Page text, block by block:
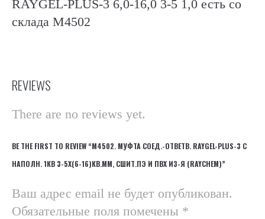
RAYGEL-PLUS-3 6,0-16,0 3-5 1,0 есть со
склада М4502
REVIEWS
There are no reviews yet.
BE THE FIRST TO REVIEW “М4502. МУФТА СОЕД.-ОТВЕТВ. RAYGEL-PLUS-3 С
НАПОЛН. 1КВ 3-5Х(6-16)КВ.ММ, СШИТ.ПЭ И ПВХ ИЗ-Я (RAYCHEM)”
Ваш адрес email не будет опубликован.
Обязательные поля помечены *